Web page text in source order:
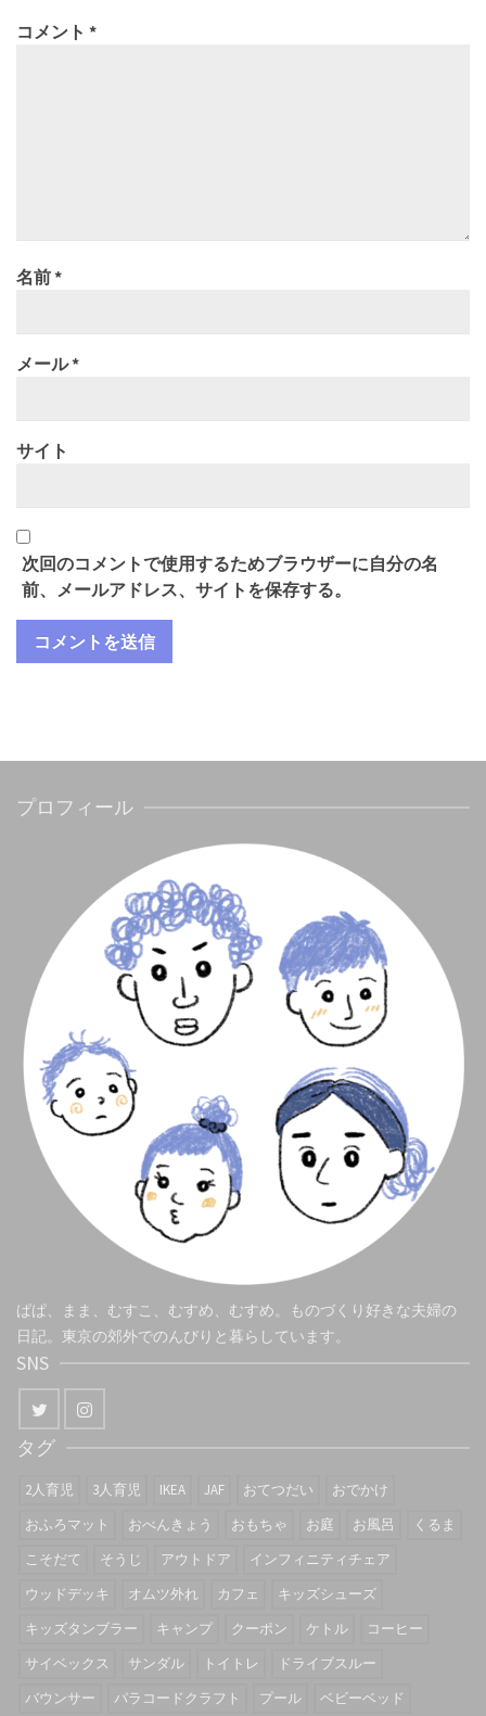
コメント *
名前*
メール*
サイト
次回のコメントで使用するためブラウザーに自分の名
前、メールアドレス、サイトを保存する。
プロフィール
ぱぱ、まま、むすこ、むすめ、むすめ。ものづくり好きな夫婦の
日記。東京の郊外でのんびりと暮らしています。
SNS
タグ
2人育児 3人育児 IKEA JAF おてつだい
おでかけ
おふろマット
おべんきょう おもちゃ お庭 お風呂
くるま
こそだて
そうじ アウトドア
インフィニティチェア
ウッドデッキ
オムツ外れ カフェ
キッズシューズ
キッズタンブラー
キャンプ クーポン ケトル
コーヒー
サイベックス
サンダル トイトレ
ドライブスルー
バウンサー
パラコードクラフト プール ベビーベッド